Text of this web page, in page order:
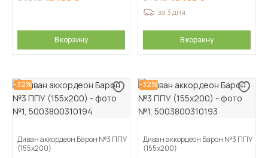
В корзину
за 3 дня
В корзину
-32%
Диван аккордеон Барон №3 ППУ
(155х200)
-32%
Диван аккордеон Барон №3 ППУ
(155х200)